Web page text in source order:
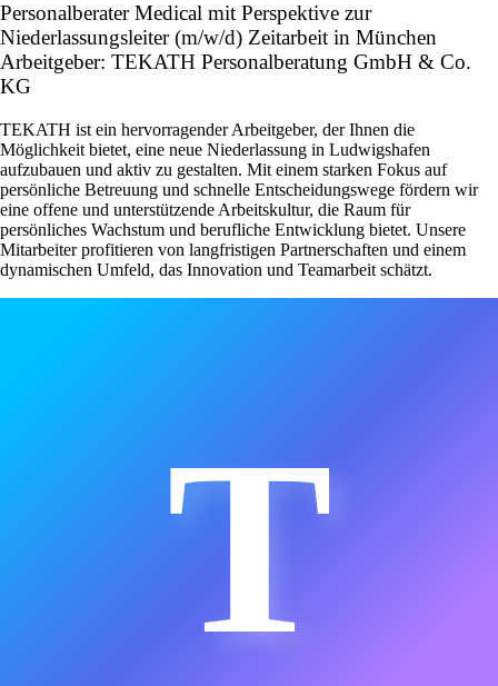
Personalberater Medical mit Perspektive zur
Niederlassungsleiter (m/w/d) Zeitarbeit in München
Arbeitgeber: TEKATH Personalberatung GmbH & Co.
KG
TEKATH ist ein hervorragender Arbeitgeber, der Ihnen die
Möglichkeit bietet, eine neue Niederlassung in Ludwigshafen
aufzubauen und aktiv zu gestalten. Mit einem starken Fokus auf
persönliche Betreuung und schnelle Entscheidungswege fördern wir
eine offene und unterstützende Arbeitskultur, die Raum für
persönliches Wachstum und berufliche Entwicklung bietet. Unsere
Mitarbeiter profitieren von langfristigen Partnerschaften und einem
dynamischen Umfeld, das Innovation und Teamarbeit schätzt.
T